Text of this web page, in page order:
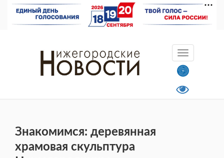
Знакомимся: деревянная
храмовая скульптура